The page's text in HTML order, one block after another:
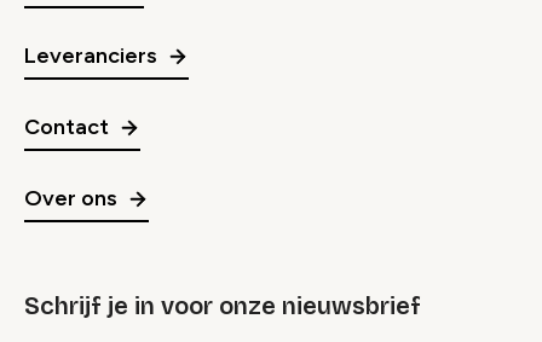
Leveranciers
Contact
Over ons
Schrijf je in voor onze nieuwsbrief